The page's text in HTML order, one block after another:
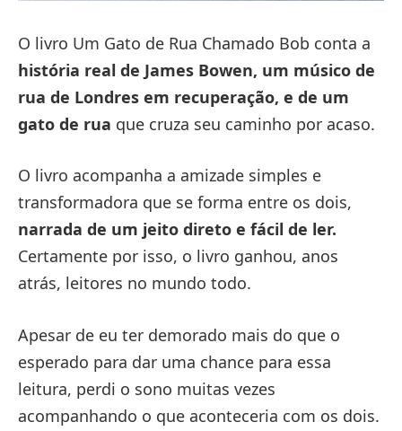
O livro Um Gato de Rua Chamado Bob conta a
história real de James Bowen, um músico de
rua de Londres em recuperação, e de um
gato de rua que cruza seu caminho por acaso.
O livro acompanha a amizade simples e
transformadora que se forma entre os dois,
narrada de um jeito direto e fácil de ler.
Certamente por isso, o livro ganhou, anos
atrás, leitores no mundo todo.
Apesar de eu ter demorado mais do que o
esperado para dar uma chance para essa
leitura, perdi o sono muitas vezes
acompanhando o que aconteceria com os dois.